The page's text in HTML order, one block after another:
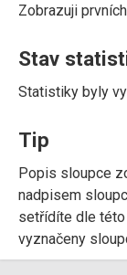
Zobrazuji
Stav
Statistiky byly
Tip
Popis sloupce
nadpisem
setřídíte dle této
vyznačeny